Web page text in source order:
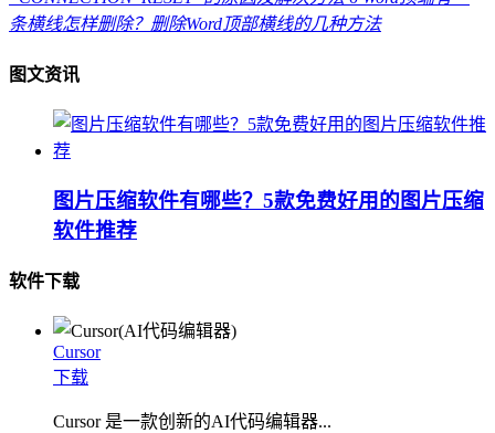
条横线怎样删除？删除Word顶部横线的几种方法
图文资讯
图片压缩软件有哪些？5款免费好用的图片压缩
软件推荐
软件下载
Cursor
下载
Cursor 是一款创新的AI代码编辑器...